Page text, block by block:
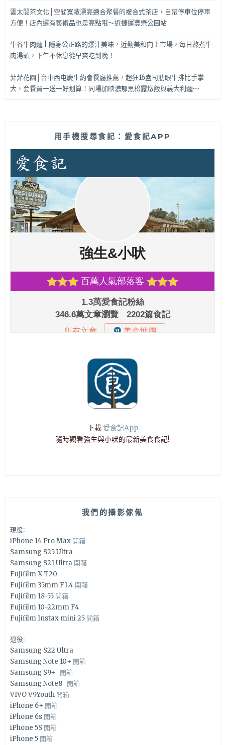
雲太閒茶文化│空間寬敞漂亮適合聚餐的複合式茶店，自帶停車位停車
方便！店內還有藝術品也是亮點哦～近捷運豐樂公園站
牛谷牛肉麵 | 隱身公正路的爆汁美味，近勤美和向上市場，每日熬煮牛
肉湯頭，下午不休息從早爽吃到晚！
菲菲花園│台中西屯慶生約會餐廳推薦，超狂16盎司肋眼牛排比手掌
大，套餐買一送一好划算！同場加映濃郁黑松露燉飯與義大利麵～
用手機搜尋食記：愛食記APP
下載 愛食記App
隨時觀看強生與小吠的最新美食食記!
我們的攝影傢俬
現役:
iPhone 14 Pro Max 開箱
Samsung S25 Ultra
Samsung S21 Ultra 開箱
Fujifilm X-T20
Fujifilm 35mm F1.4 開箱
Fujifilm 18-55 開箱
Fujifilm 10-22mm F4
Fujifilm Instax mini 25 開箱
退役:
Samsung S22 Ultra
Samsung Note 10+ 開箱
Samsung S9+ 開箱
Samsung Note8 開箱
VIVO V9Youth 開箱
iPhone 6+ 開箱
iPhone 6s 開箱
iPhone 5S 開箱
iPhone 5 開箱